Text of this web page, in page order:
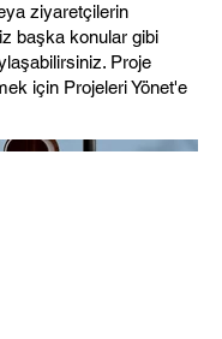
ziyaretçilerin
başka konular gibi
Proje
için Projeleri Yönet'e